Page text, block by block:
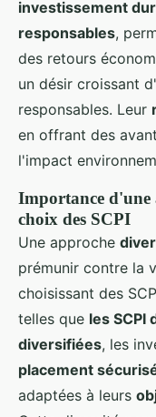
investissement
responsables,
des retours
un désir croissant
responsables. Leur
en offrant des
l'impact
Importance d'une
choix des SCPI
Une approche
prémunir contre la
choisissant des
telles que les SCPI
diversifiées, les
placement
adaptées à leurs